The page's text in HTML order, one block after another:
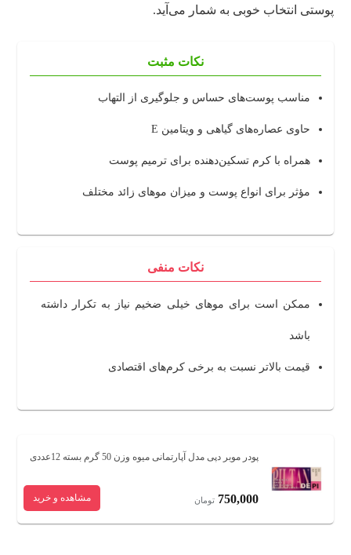
پوستی انتخاب خوبی به شمار می‌آید.
نکات مثبت
مناسب پوست‌های حساس و جلوگیری از التهاب
حاوی عصاره‌های گیاهی و ویتامین E
همراه با کرم تسکین‌دهنده برای ترمیم پوست
مؤثر برای انواع پوست و میزان موهای زائد مختلف
نکات منفی
ممکن است برای موهای خیلی ضخیم نیاز به تکرار داشته
باشد
قیمت بالاتر نسبت به برخی کرم‌های اقتصادی
پودر موبر دپی مدل آپارتمانی میوه وزن 50 گرم بسته 12عددی
750,000 تومان مشاهده و خرید